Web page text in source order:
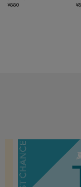
¥880
¥